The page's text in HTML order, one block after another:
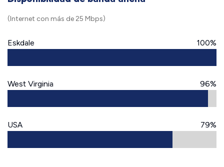
(Internet con más de 25 Mbps)
Eskdale 100%
West Virginia 96%
USA 79%